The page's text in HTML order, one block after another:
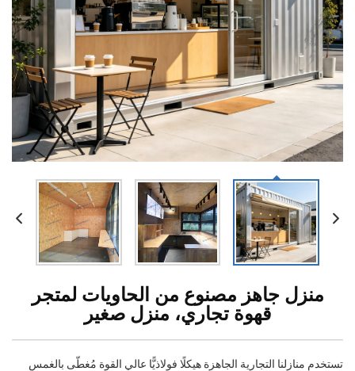
منزل جاهز مصنوع من الحاويات لمتجر
قهوة تجاري، منزل صغير
تستخدم منازلنا التجارية الجاهزة هيكلًا فولاذيًّا عالي القوة مُغطّى بالغمس